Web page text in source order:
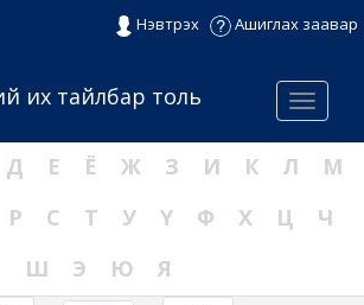
Нэвтрэх Ашиглах заавар
Menu
их тайлбар толь
Д Е Ё Ж З И К Л
М
Р С Т У Ү Ф Х Ц
Ч
Ш
Э Ю Я